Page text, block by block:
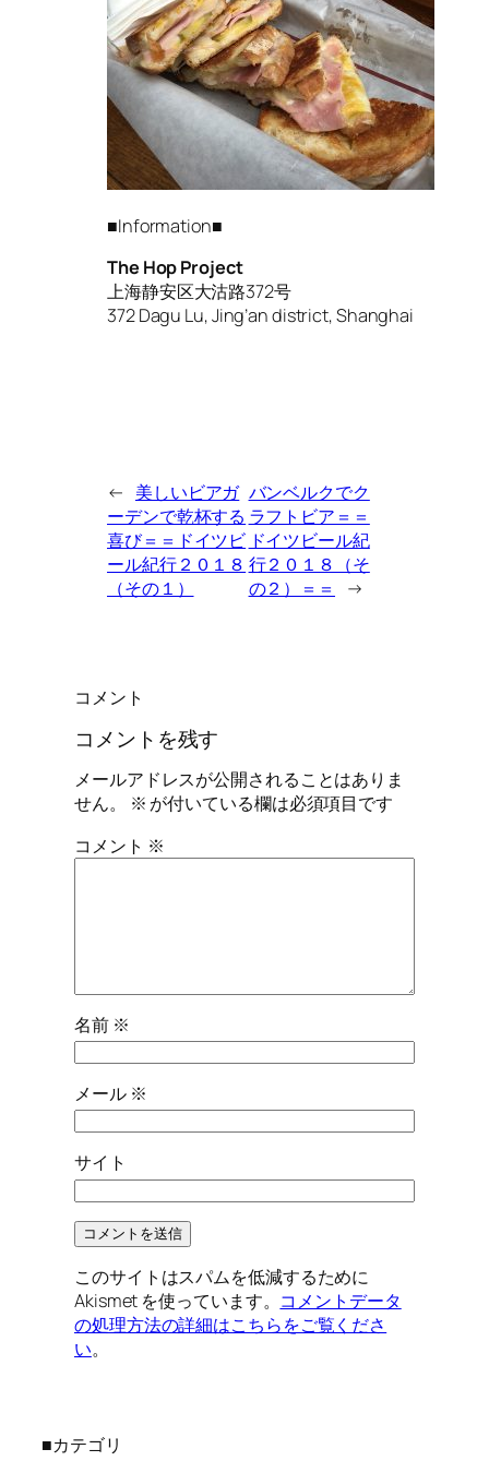
■Information■
The Hop Project
上海静安区大沽路372号
372 Dagu Lu, Jing’an district, Shanghai
← 美しいビアガ
ーデンで乾杯する
喜び＝＝ドイツビ
ール紀行２０１８
（その１）
バンベルクでク
ラフトビア＝＝
ドイツビール紀
行２０１８（そ
の２）＝＝
→
コメント
コメントを残す
メールアドレスが公開されることはありま
せん。
※ が付いている欄は必須項目です
コメント ※
名前 ※
メール ※
サイト
このサイトはスパムを低減するために
Akismet を使っています。 コメントデータ
の処理方法の詳細はこちらをご覧くださ
い。
■カテゴリ